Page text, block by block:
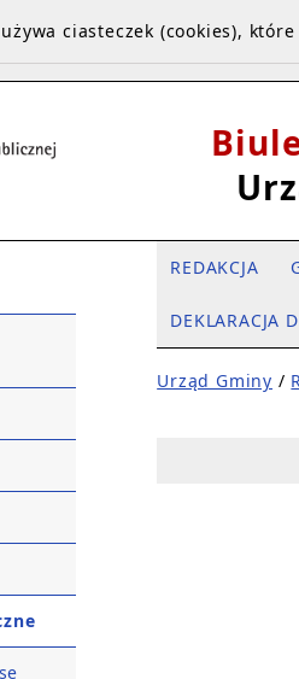
REDAKCJA
DEKLARACJA
Urząd Gminy /
ciasteczek (cookies),